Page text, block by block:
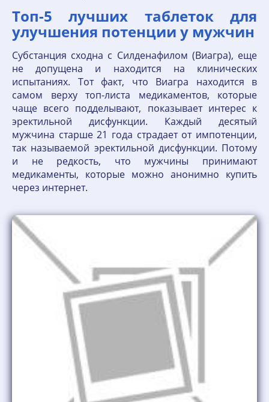
Топ-5 лучших таблеток для
улучшения потенции у мужчин
Субстанция сходна с Силденафилом (Виагра), еще
не допущена и находится на клинических
испытаниях. Тот факт, что Виагра находится в
самом верху топ-листа медикаментов, которые
чаще всего подделывают, показывает интерес к
эректильной дисфункции. Каждый десятый
мужчина старше 21 года страдает от импотенции,
так называемой эректильной дисфункции. Потому
и не редкость, что мужчины принимают
медикаменты, которые можно анонимно купить
через интернет.